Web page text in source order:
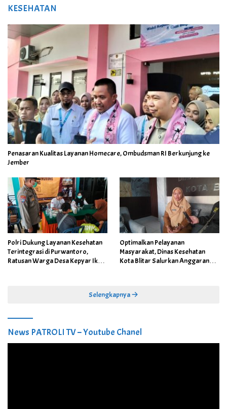
KESEHATAN
Penasaran Kualitas Layanan Homecare, Ombudsman RI Berkunjung ke
Jember
Polri Dukung Layanan Kesehatan
Terintegrasi di Purwantoro,
Ratusan Warga Desa Kepyar Ikuti
Optimalkan Pelayanan
Masyarakat, Dinas Kesehatan
Kota Blitar Salurkan Anggaran
Selengkapnya
News PATROLI TV – Youtube Chanel